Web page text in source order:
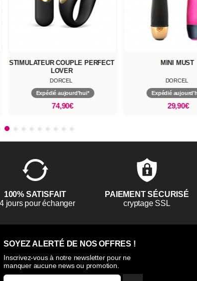
MINI MUST
DORCEL
Expédié aujourd'hui*
29,90€
CHAINE ANALE
DORCEL
Expédié
84,90€72,17€
100% SATISFAIT
jours pour échanger
PAIEMENT SÉCURISÉ
cryptage SSL
SOYEZ ALERTÉ DE NOS OFFRES !
Inscrivez-vous à notre newsletter pour ne
manquer aucune news ou promotion.